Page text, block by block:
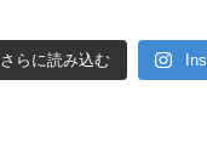
さらに読み込む